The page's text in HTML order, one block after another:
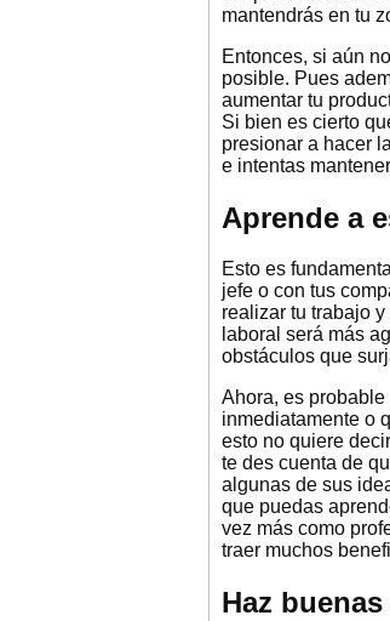
mantendrás en tu
Entonces, si aún
posible. Pues
aumentar tu
Si bien es cierto
presionar a hacer
e intentas
Aprende a
Esto es
jefe o con tus
realizar tu trabajo
laboral será más
obstáculos que
Ahora, es
inmediatamente o
esto no quiere
te des cuenta de
algunas de sus
que puedas
vez más como
traer muchos
Haz